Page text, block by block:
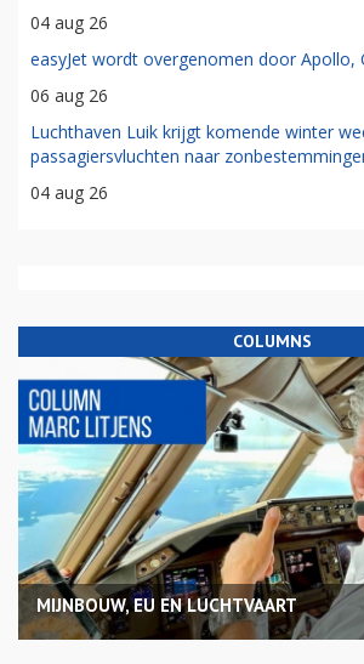
04 aug 26
easyJet wordt overgenomen door Apollo,
06 aug 26
Luchthaven Luik krijgt komende winter
passagiersvluchten naar
04 aug 26
COLUMNS
MIJNBOUW, EU EN LUCHTVAART